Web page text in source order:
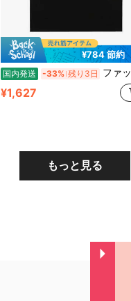
¥784 節約
国内発送 -33% 残り3日 ファッションブランド夏の高品質 MM6 プリントアメリカ半袖男性ルーズラウンドネックコットン Tシャツ半袖トップ
¥1,627
もっと見る